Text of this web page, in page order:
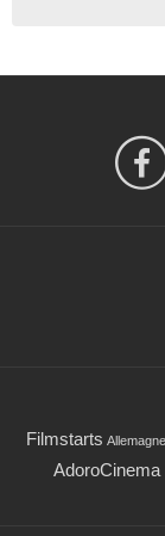
Filmstarts Allemagne
AdoroCinema